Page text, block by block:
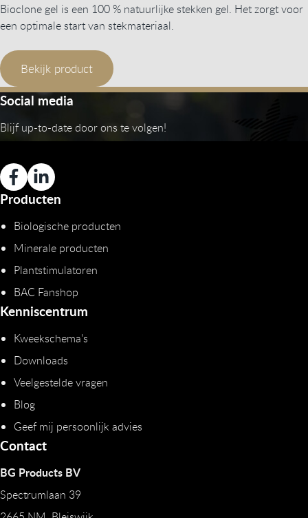
Bioclone gel is een 100 % natuurlijke stekken gel. Het zorgt voor
een optimale start van stekmateriaal.
Bekijk product
Social media
Blijf up-to-date door ons te volgen!
Producten
Biologische producten
Minerale producten
Plantstimulatoren
BAC Fanshop
Kenniscentrum
Kweekschema's
Downloads
Veelgestelde vragen
Blog
Geef mij persoonlijk advies
Contact
BG Products BV
Spectrumlaan 39